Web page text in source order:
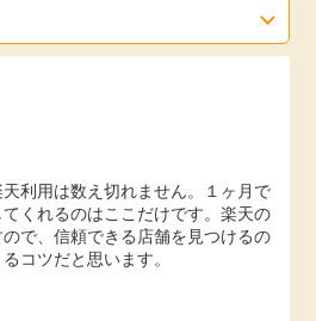
ド
利用は数え切れません。１ヶ月で
くれるのはここだけです。楽天の
で、信頼できる店舗を見つけるの
コツだと思います。